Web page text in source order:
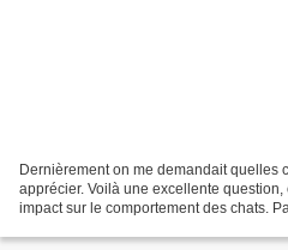
Dernièrement on me demandait quelles
apprécier. Voilà une excellente
impact sur le comportement des chats.